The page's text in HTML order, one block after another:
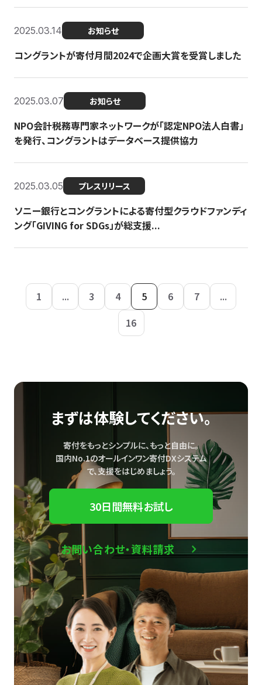
2025.03.14 お知らせ
コングラントが寄付月間2024で企画大賞を受賞しました
2025.03.07 お知らせ
NPO会計税務専門家ネットワークが「認定NPO法人白書」
を発行、コングラントはデータベース提供協力
2025.03.05 プレスリリース
ソニー銀行とコングラントによる寄付型クラウドファンディ
ング「GIVING for SDGs」が総支援...
1 ... 3 4 5 6 7
...
16
まずは体験してください。
寄付をもっとシンプルに、もっと自由に。
国内No.1のオールインワン寄付DXシステム
で、支援をはじめましょう。
30日間無料お試し
お問い合わせ・資料請求